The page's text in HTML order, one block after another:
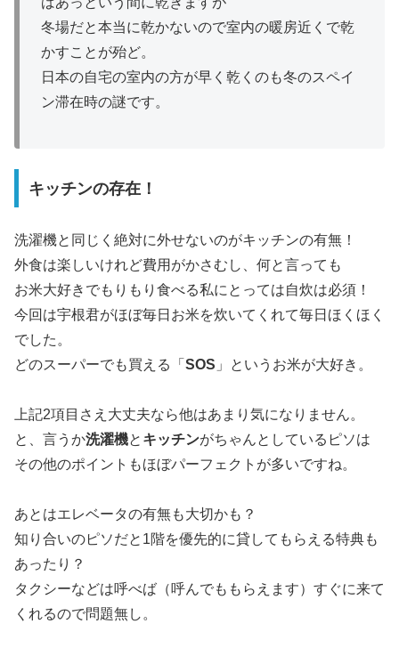
冬場だと本当に乾かないので室内の暖房近くで乾
かすことが殆ど。
日本の自宅の室内の方が早く乾くのも冬のスペイ
ン滞在時の謎です。
キッチンの存在！
洗濯機と同じく絶対に外せないのがキッチンの有無！
外食は楽しいけれど費用がかさむし、何と言っても
お米大好きでもりもり食べる私にとっては自炊は必須！
今回は宇根君がほぼ毎日お米を炊いてくれて毎日ほくほく
でした。
どのスーパーでも買える「 SOS 」というお米が大好き。
上記2項目さえ大丈夫なら他はあまり気になりません。
と、言うか洗濯機と キッチンがちゃんとしているピソは
その他のポイントもほぼパーフェクトが多いですね。
あとはエレベータの有無も大切かも？
知り合いのピソだと1階を優先的に貸してもらえる特典も
あったり？
タクシーなどは呼べば（呼んでももらえます）すぐに来て
くれるので問題無し。